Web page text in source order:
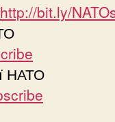
http://bit.ly/
НАТО